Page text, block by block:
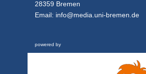
28359 Bremen
Email: info@media.uni-bremen.de
powered by